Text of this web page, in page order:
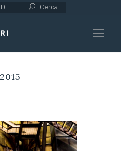
DE Cerca
2015